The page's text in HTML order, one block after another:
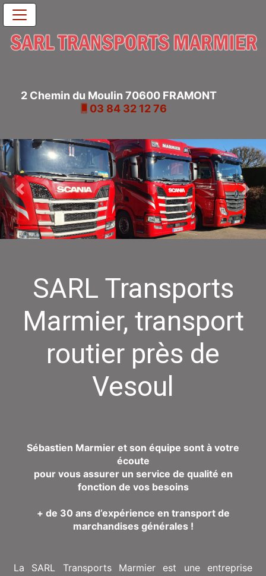
2 Chemin du Moulin 70600 FRAMONT
03 84 32 12 76
Previous Next
SARL Transports
Marmier, transport
routier près de
Vesoul
Sébastien Marmier et son équipe sont à votre
écoute
pour vous assurer un service de qualité en
fonction de vos besoins
+ de 30 ans d’expérience en transport de
marchandises générales !
La SARL Transports Marmier est une entreprise